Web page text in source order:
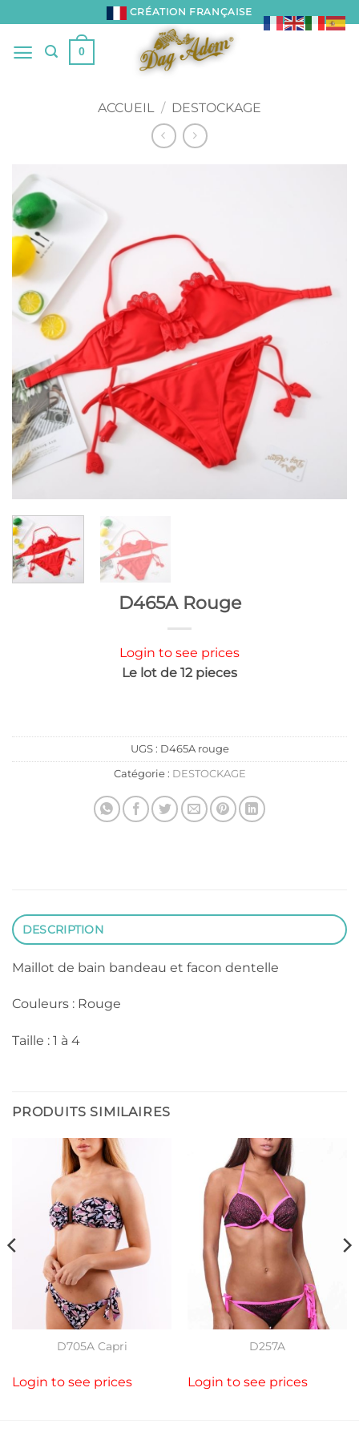
au
contenu
CRÉATION FRANÇAISE
0
ACCUEIL / DESTOCKAGE
D465A Rouge
Login to see prices
Le lot de 12 pieces
UGS : D465A rouge
Catégorie : DESTOCKAGE
DESCRIPTION
Maillot de bain bandeau et facon dentelle
Couleurs : Rouge
Taille : 1 à 4
PRODUITS SIMILAIRES
D705A Capri
Login to see prices
D257A
Login to see prices